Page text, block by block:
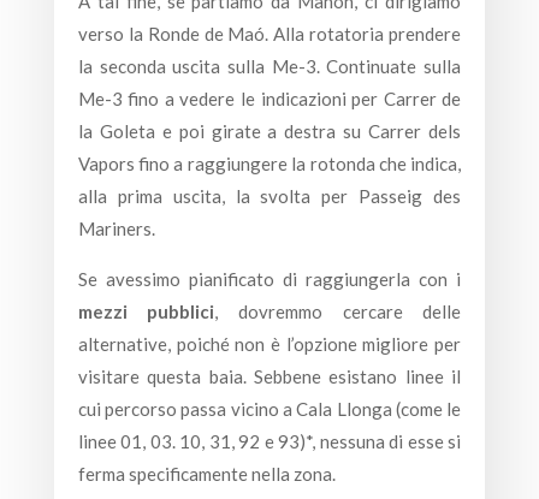
verso la Ronde de Maó. Alla rotatoria prendere
la seconda uscita sulla Me-3. Continuate sulla
Me-3 fino a vedere le indicazioni per Carrer de
la Goleta e poi girate a destra su Carrer dels
Vapors fino a raggiungere la rotonda che indica,
alla prima uscita, la svolta per Passeig des
Mariners.
Se avessimo pianificato di raggiungerla con i
mezzi pubblici, dovremmo cercare delle
alternative, poiché non è l’opzione migliore per
visitare questa baia. Sebbene esistano linee il
cui percorso passa vicino a Cala Llonga (come le
linee 01, 03. 10, 31, 92 e 93)*, nessuna di esse si
ferma specificamente nella zona.